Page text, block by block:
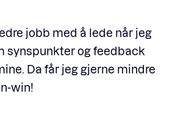
jobb med å lede når jeg
synspunkter og feedback
Da får jeg gjerne mindre
win!